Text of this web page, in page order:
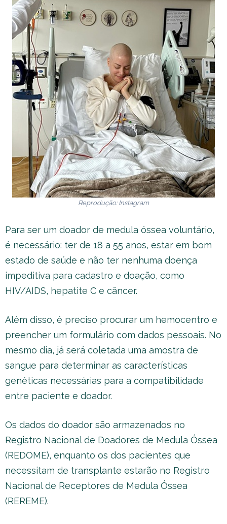
Reprodução: Instagram
Para ser um doador de medula óssea voluntário,
é necessário: ter de 18 a 55 anos, estar em bom
estado de saúde e não ter nenhuma doença
impeditiva para cadastro e doação, como
HIV/AIDS, hepatite C e câncer.
Além disso, é preciso procurar um hemocentro e
preencher um formulário com dados pessoais. No
mesmo dia, já será coletada uma amostra de
sangue para determinar as características
genéticas necessárias para a compatibilidade
entre paciente e doador.
Os dados do doador são armazenados no
Registro Nacional de Doadores de Medula Óssea
(REDOME), enquanto os dos pacientes que
necessitam de transplante estarão no Registro
Nacional de Receptores de Medula Óssea
(REREME).